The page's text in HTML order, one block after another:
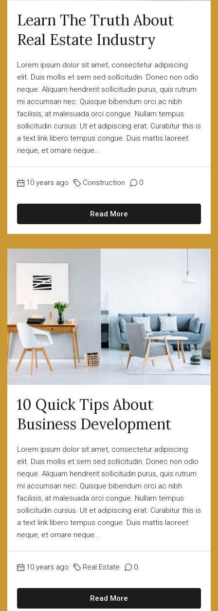
Learn The Truth About
Real Estate Industry
Lorem ipsum dolor sit amet, consectetur adipiscing
elit. Duis mollis et sem sed sollicitudin. Donec non odio
neque. Aliquam hendrerit sollicitudin purus, quis rutrum
mi accumsan nec. Quisque bibendum orci ac nibh
facilisis, at malesuada orci congue. Nullam tempus
sollicitudin cursus. Ut et adipiscing erat. Curabitur this is
a text link libero tempus congue. Duis mattis laoreet
neque, et ornare neque...
10 years ago Construction 0
Read More
10 Quick Tips About
Business Development
Lorem ipsum dolor sit amet, consectetur adipiscing
elit. Duis mollis et sem sed sollicitudin. Donec non odio
neque. Aliquam hendrerit sollicitudin purus, quis rutrum
mi accumsan nec. Quisque bibendum orci ac nibh
facilisis, at malesuada orci congue. Nullam tempus
sollicitudin cursus. Ut et adipiscing erat. Curabitur this is
a text link libero tempus congue. Duis mattis laoreet
neque, et ornare neque...
10 years ago Real Estate 0
Read More